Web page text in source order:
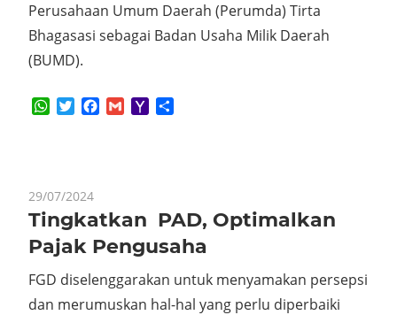
Perusahaan Umum Daerah (Perumda) Tirta
Bhagasasi sebagai Badan Usaha Milik Daerah
(BUMD).
WhatsApp
TwitterFacebook
GmailYahoo
29/07/2024
Tingkatkan PAD, Optimalkan
Pajak Pengusaha
FGD diselenggarakan untuk menyamakan persepsi
dan merumuskan hal-hal yang perlu diperbaiki